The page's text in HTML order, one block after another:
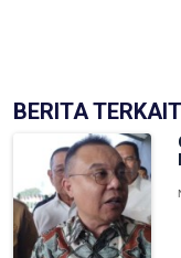
BERITA TERKAIT